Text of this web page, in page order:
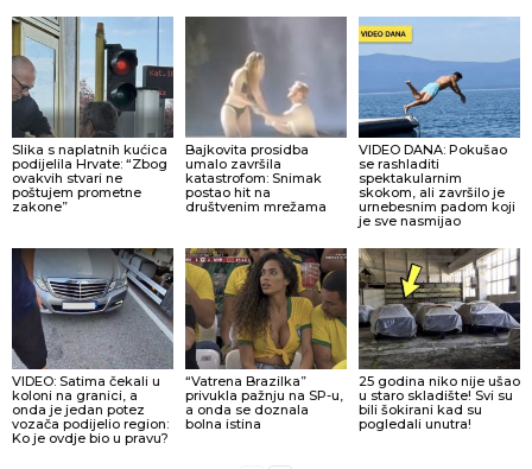
Slika s naplatnih kućica
podijelila Hrvate: “Zbog
ovakvih stvari ne
poštujem prometne
zakone”
Bajkovita prosidba
umalo završila
katastrofom: Snimak
postao hit na
društvenim mrežama
VIDEO DANA: Pokušao
se rashladiti
spektakularnim
skokom, ali završilo je
urnebesnim padom koji
je sve nasmijao
VIDEO: Satima čekali u
koloni na granici, a
onda je jedan potez
vozača podijelio region:
Ko je ovdje bio u pravu?
“Vatrena Brazilka”
privukla pažnju na SP-u,
a onda se doznala
bolna istina
25 godina niko nije ušao
u staro skladište! Svi su
bili šokirani kad su
pogledali unutra!